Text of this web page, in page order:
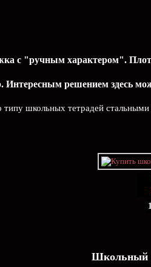
с "ручным характером".
Интересным решением здесь
типу школьных тетрадей
Школьный